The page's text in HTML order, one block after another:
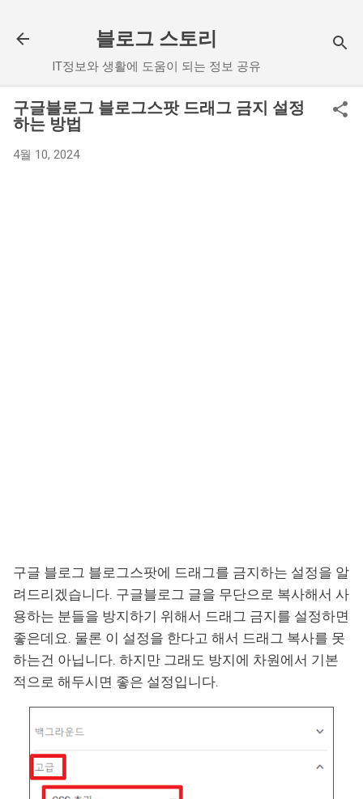
블로그 스토리
IT정보와 생활에 도움이 되는 정보 공유
구글블로그 블로그스팟 드래그 금지 설정
하는 방법
4월 10, 2024
구글 블로그 블로그스팟에 드래그를 금지하는 설정을 알
려드리겠습니다. 구글블로그 글을 무단으로 복사해서 사
용하는 분들을 방지하기 위해서 드래그 금지를 설정하면
좋은데요. 물론 이 설정을 한다고 해서 드래그 복사를 못
하는건 아닙니다. 하지만 그래도 방지에 차원에서 기본
적으로 해두시면 좋은 설정입니다.